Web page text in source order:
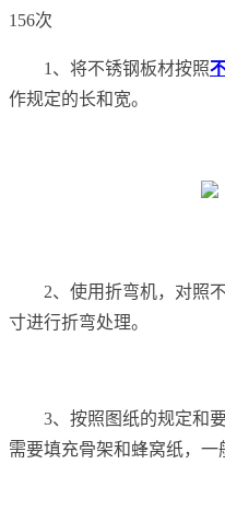
156次
1、将不锈钢板材按照
作规定的长和宽。
2、使用折弯机，对照
寸进行折弯处理。
3、按照图纸的规定和
需要填充骨架和蜂窝纸，一